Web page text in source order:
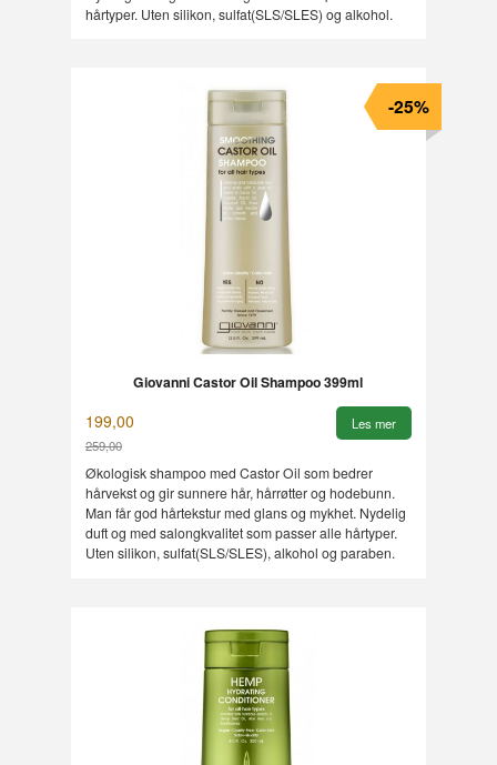
hårtyper. Uten silikon, sulfat(SLS/SLES) og alkohol.
Giovanni Castor Oil Shampoo 399ml
199,00
259,00
Rabatt
-25%
Les mer
Økologisk shampoo med Castor Oil som bedrer
hårvekst og gir sunnere hår, hårrøtter og hodebunn.
Man får god hårtekstur med glans og mykhet. Nydelig
duft og med salongkvalitet som passer alle hårtyper.
Uten silikon, sulfat(SLS/SLES), alkohol og paraben.